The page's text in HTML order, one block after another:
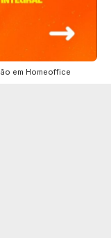
em Homeoffice